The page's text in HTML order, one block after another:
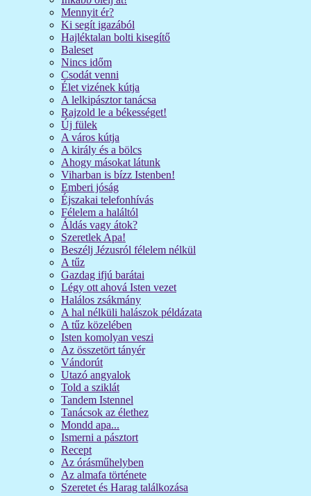
Mennyit ér?
Ki segít igazából
Hajléktalan bolti kisegítő
Baleset
Nincs időm
Csodát venni
Élet vizének kútja
A lelkipásztor tanácsa
Rajzold le a békességet!
Új fülek
A város kútja
A király és a bölcs
Ahogy másokat látunk
Viharban is bízz Istenben!
Emberi jóság
Éjszakai telefonhívás
Félelem a haláltól
Áldás vagy átok?
Szeretlek Apa!
Beszélj Jézusról félelem nélkül
A tűz
Gazdag ifjú barátai
Légy ott ahová Isten vezet
Halálos zsákmány
A hal nélküli halászok példázata
A tűz közelében
Isten komolyan veszi
Az összetört tányér
Vándorút
Utazó angyalok
Told a sziklát
Tandem Istennel
Tanácsok az élethez
Mondd apa...
Ismerni a pásztort
Recept
Az órásműhelyben
Az almafa története
Szeretet és Harag találkozása